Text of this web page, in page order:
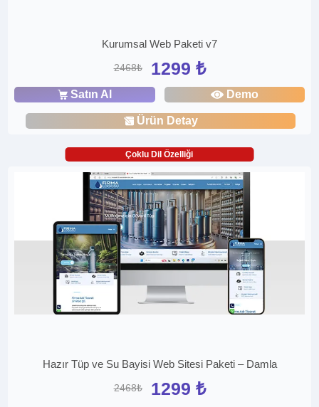
Kurumsal Web Paketi v7
2468₺ 1299 ₺
Satın Al Demo
Ürün Detay
Çoklu Dil Özelliği
Hazır Tüp ve Su Bayisi Web Sitesi Paketi – Damla
2468₺ 1299 ₺